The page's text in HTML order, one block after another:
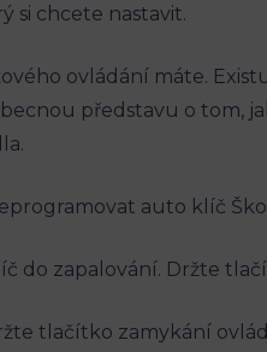
si chcete nastavit.
ovládání máte.
představu o tom,
auto klíč
do zapalování. Držte
tlačítko zamykání